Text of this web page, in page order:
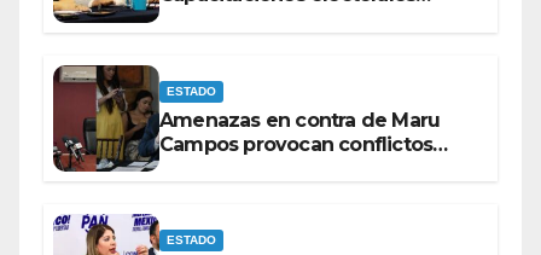
ESTADO
Amenazas en contra de Maru
Campos provocan conflictos
ESTADO